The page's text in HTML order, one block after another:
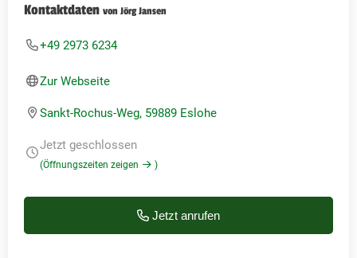
Kontaktdaten von Jörg Jansen
+49 2973 6234
Zur Webseite
Sankt-Rochus-Weg, 59889 Eslohe
Jetzt geschlossen
(Öffnungszeiten zeigen )
Jetzt anrufen